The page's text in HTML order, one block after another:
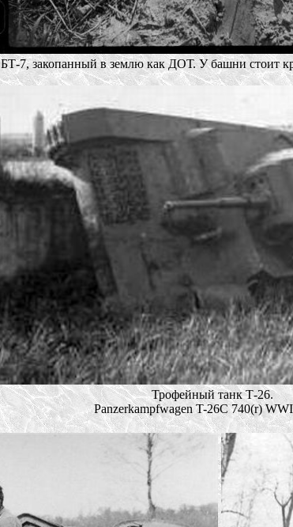
БТ-7, закопанный в землю как ДОТ. У башни стоит
Трофейный танк Т-26.
Panzerkampfwagen T-26C 740(r)